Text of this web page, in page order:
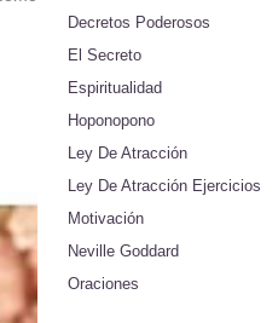
Decretos Poderosos
El Secreto
Espiritualidad
Hoponopono
Ley De Atracción
Ley De Atracción Ejercicios
Motivación
Neville Goddard
Oraciones